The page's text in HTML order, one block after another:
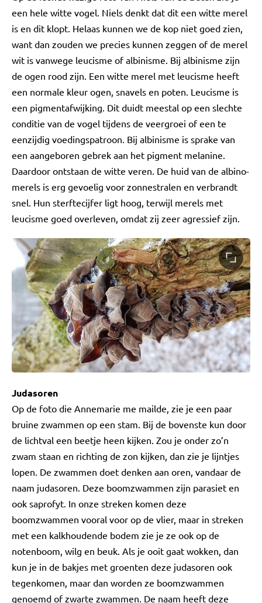
een hele witte vogel. Niels denkt dat dit een witte merel
is en dit klopt. Helaas kunnen we de kop niet goed zien,
want dan zouden we precies kunnen zeggen of de merel
wit is vanwege leucisme of albinisme. Bij albinisme zijn
de ogen rood zijn. Een witte merel met leucisme heeft
een normale kleur ogen, snavels en poten. Leucisme is
een pigmentafwijking. Dit duidt meestal op een slechte
conditie van de vogel tijdens de veergroei of een te
eenzijdig voedingspatroon. Bij albinisme is sprake van
een aangeboren gebrek aan het pigment melanine.
Daardoor ontstaan de witte veren. De huid van de albino-
merels is erg gevoelig voor zonnestralen en verbrandt
snel. Hun sterftecijfer ligt hoog, terwijl merels met
leucisme goed overleven, omdat zij zeer agressief zijn.
Judasoren
Op de foto die Annemarie me mailde, zie je een paar
bruine zwammen op een stam. Bij de bovenste kun door
de lichtval een beetje heen kijken. Zou je onder zo’n
zwam staan en richting de zon kijken, dan zie je lijntjes
lopen. De zwammen doet denken aan oren, vandaar de
naam judasoren. Deze boomzwammen zijn parasiet en
ook saprofyt. In onze streken komen deze
boomzwammen vooral voor op de vlier, maar in streken
met een kalkhoudende bodem zie je ze ook op de
notenboom, wilg en beuk. Als je ooit gaat wokken, dan
kun je in de bakjes met groenten deze judasoren ook
tegenkomen, maar dan worden ze boomzwammen
genoemd of zwarte zwammen. De naam heeft deze